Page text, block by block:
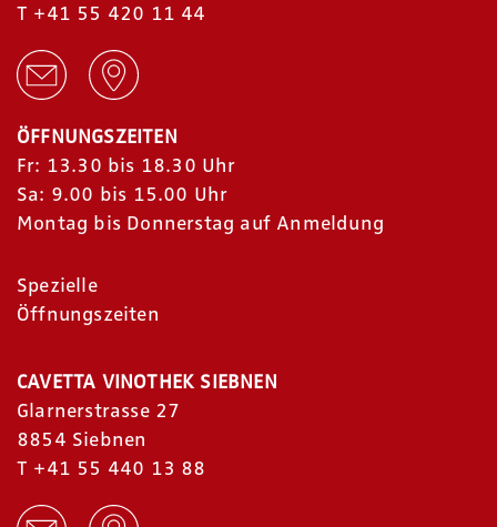
T +41 55 420 11 44
ÖFFNUNGSZEITEN
Fr: 13.30 bis 18.30 Uhr
Sa: 9.00 bis 15.00 Uhr
Montag bis Donnerstag auf Anmeldung
Spezielle
Öffnungszeiten
CAVETTA VINOTHEK SIEBNEN
Glarnerstrasse 27
8854 Siebnen
T +41 55 440 13 88